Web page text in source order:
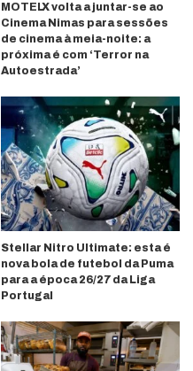
MOTELX volta a juntar-se ao
Cinema Nimas para sessões
de cinema à meia-noite: a
próxima é com ‘Terror na
Autoestrada’
Stellar Nitro Ultimate: esta é
nova bola de futebol da Puma
para a época 26/27 da Liga
Portugal